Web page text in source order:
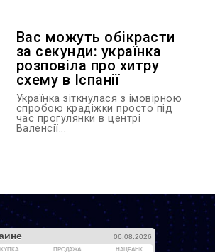
Вас можуть обікрасти
за секунди: українка
розповіла про хитру
схему в Іспанії
Українка зіткнулася з імовірною
спробою крадіжки просто під
час прогулянки в центрі
Валенсії...